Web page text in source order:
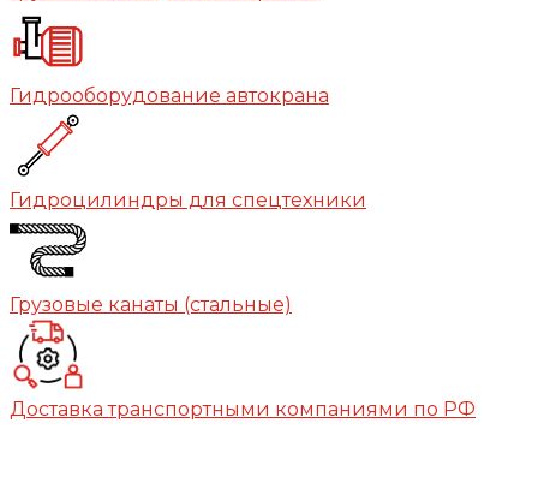
Гидрооборудование автокрана
Гидроцилиндры для спецтехники
Грузовые канаты (стальные)
Доставка транспортными компаниями по РФ